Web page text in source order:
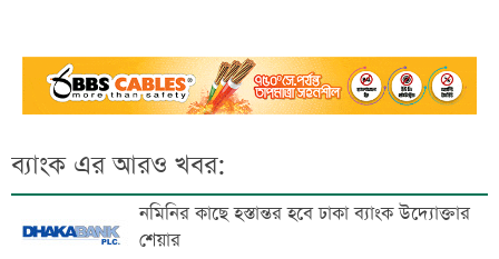
ব্যাংক এর আরও খবর:
নমিনির কাছে হস্তান্তর হবে ঢাকা ব্যাংক উদ্যোক্তার
শেয়ার